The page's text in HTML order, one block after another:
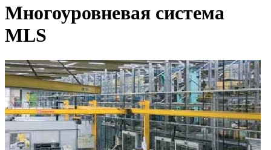
Многоуровневая система
MLS